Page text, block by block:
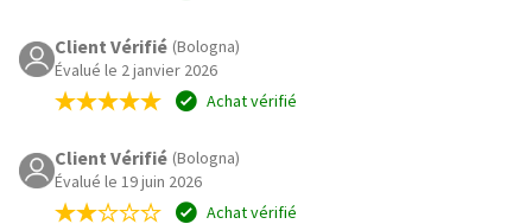
Client Vérifié (Bologna)
Évalué le 2 janvier 2026
Achat vérifié
Client Vérifié (Bologna)
Évalué le 19 juin 2026
Achat vérifié